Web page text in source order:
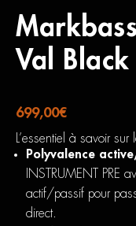
Val Black
699,00€
L’essentiel à savoir sur
Polyvalence
INSTRUMENT PRE
actif/passif pour
direct.